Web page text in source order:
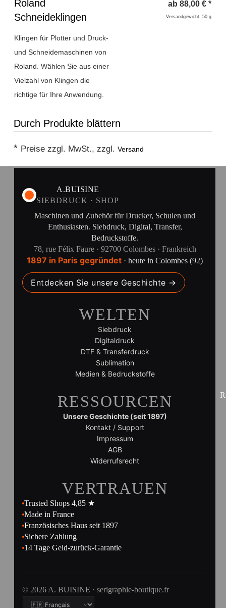
Überschrift
1
Roland
Schneideklingen
Klingen für Plotter und Druck-
und Schneidemaschinen von
Roland. Wählen Sie aus einer
Vielzahl von Klingen die
richtige für Ihre Anwendung.
ab 88,00 € *
Versandgewicht: 50 g
Durch Produkte blättern
* Preise zzgl. MwSt., zzgl.Versand
A.BUISINE
SIEBDRUCK · SHOP
Maschinen und Zubehör für Drucker, Schulen und
Enthusiasten. Siebdruck, Digital, Transfer,
Bedruckstoffe.
78, rue Félix Faure · 92700 Colombes · Frankreich
1897 in Paris gegründet · heute in Colombes (92)
Entdecken Sie unsere Geschichte →
WELTEN
Siebdruck
Digitaldruck
DTF & Transferdruck
Sublimation
Medien & Bedruckstoffe
RESSOURCEN
Unsere Geschichte (seit 1897)
Kontakt / Support
Impressum
AGB
Widerrufsrecht
VERTRAUEN
Trusted Shops 4,85 ★
Made in France
Französisches Haus seit 1897
Sichere Zahlung
14 Tage Geld-zurück-Garantie
© 2026 A. BUISINE · serigraphie-boutique.fr